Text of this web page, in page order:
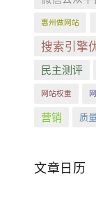
惠州做网站
搜索引擎
民主测评
网站权重
营销 质量
文章日历